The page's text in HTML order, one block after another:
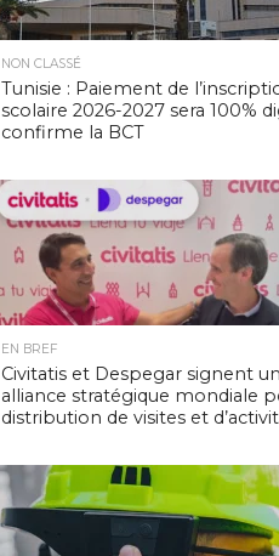
NON CLASSÉ
Tunisie : Paiement de
scolaire 2026-2027 sera 100%
confirme la BCT
EN BREF
Civitatis et Despegar signent
alliance stratégique mondiale
distribution de visites et